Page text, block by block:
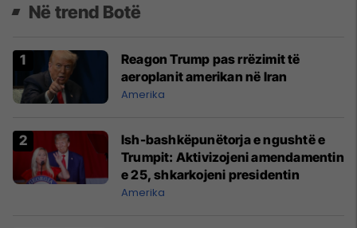
Në trend Botë
Reagon Trump pas rrëzimit të
aeroplanit amerikan në Iran
Amerika
Ish-bashkëpunëtorja e ngushtë e
Trumpit: Aktivizojeni amendamentin
e 25, shkarkojeni presidentin
Amerika